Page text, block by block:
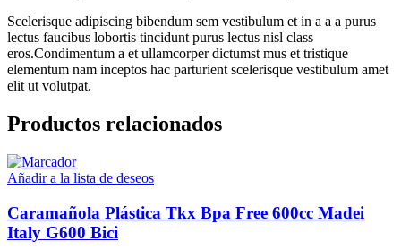
Scelerisque adipiscing bibendum sem vestibulum et in a a a purus
lectus faucibus lobortis tincidunt purus lectus nisl class
eros.Condimentum a et ullamcorper dictumst mus et tristique
elementum nam inceptos hac parturient scelerisque vestibulum amet
elit ut volutpat.
Productos relacionados
Añadir a la lista de deseos
Caramañola Plástica Tkx Bpa Free 600cc Madei
Italy G600 Bici